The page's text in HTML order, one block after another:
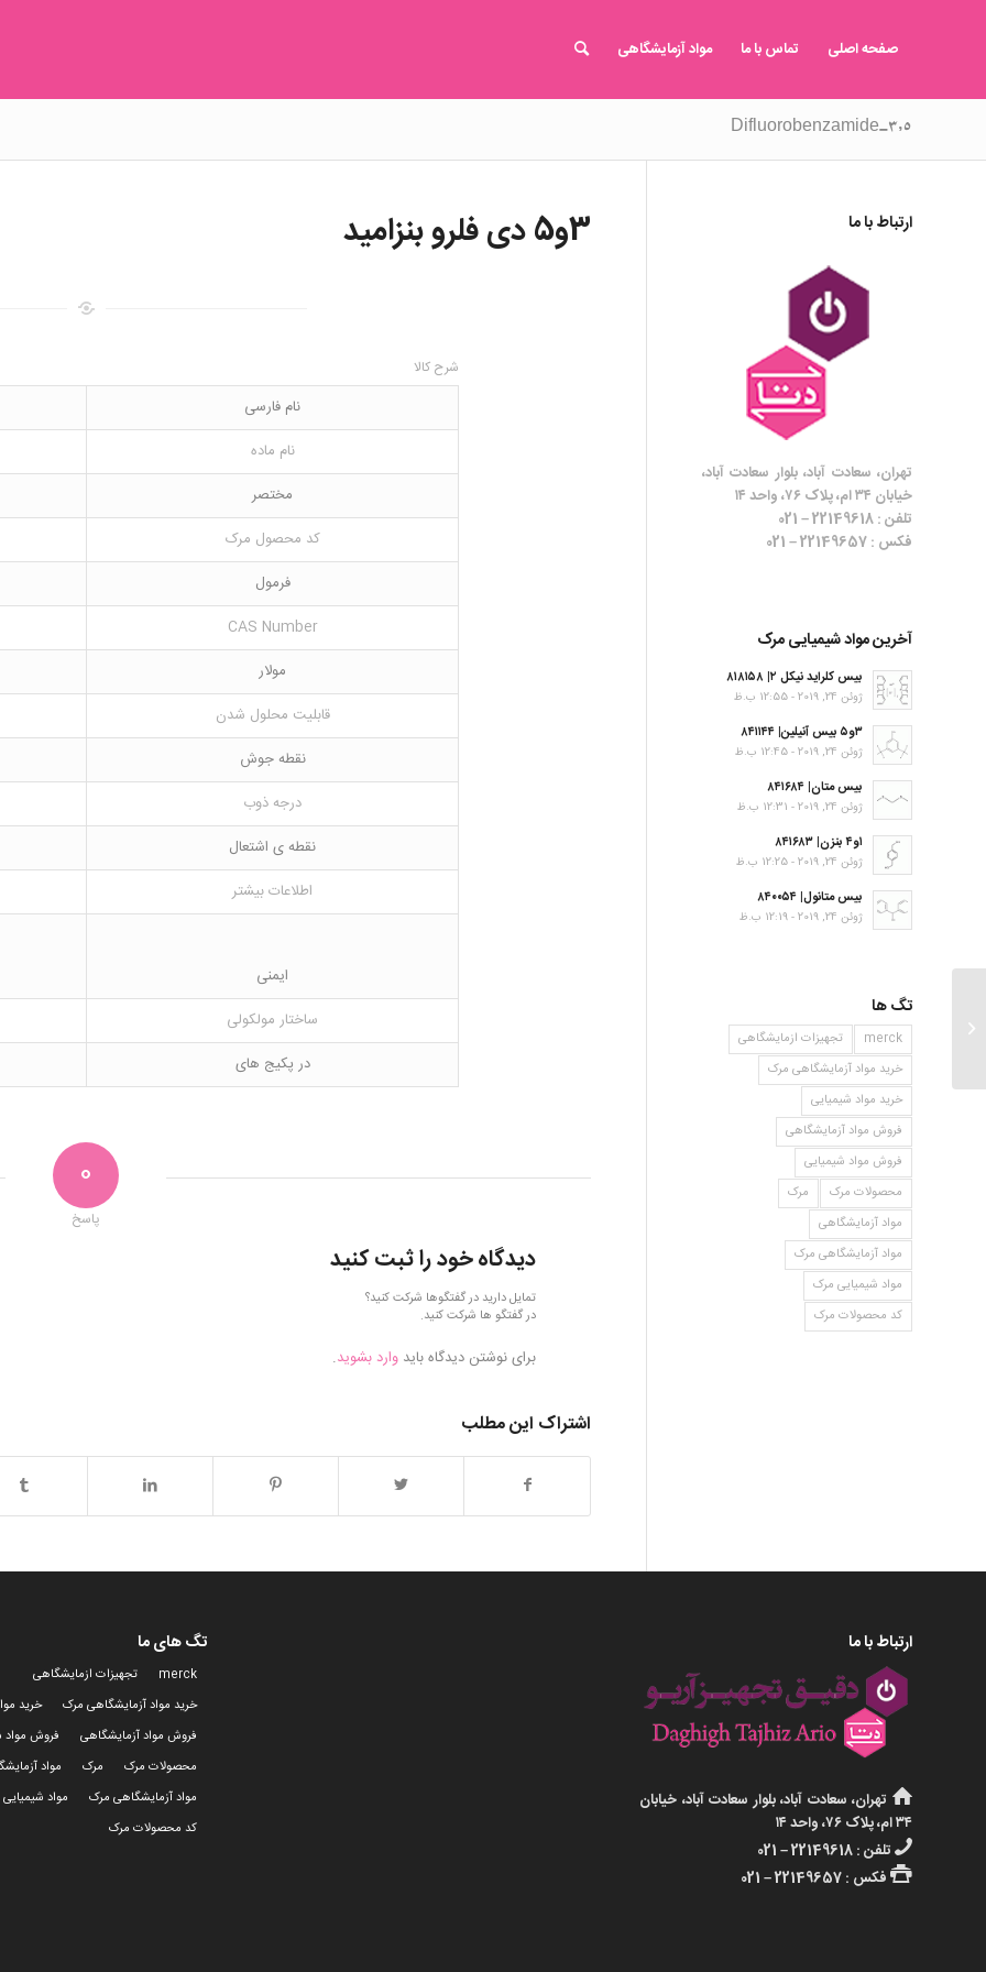
صفحه اصلی تماس با ما مواد آزمایشگاهی
۳,۵-Difluorobenzamide
3و5 دی فلرو بنزامید
شرح کالا
نام فارسی
نام ماده
مختصر
کد محصول مرک
فرمول
CAS Number
مولار
قابلیت محلول شدن
نقطه جوش
درجه ذوب
نقطه ی اشتعال
اطلاعات بیشتر
ایمنی
ساختار مولکولی
در پکیج های
0
پاسخ
دیدگاه خود را ثبت کنید
تمایل دارید در گفتگوها شرکت کنید؟
در گفتگو ها شرکت کنید.
برای نوشتن دیدگاه باید وارد بشوید.
اشتراک این مطلب
ارتباط با ما
تهران، سعادت آباد، بلوار سعادت آباد،
خیابان ۳۴ ام، پلاک ۷۶، واحد ۱۴
تلفن : 22149618 – 021
فکس : 22149657 – 021
آخرین مواد شیمیایی مرک
بیس کلراید نیکل ۲| ۸۱۸۱۵۸
ژوئن 24, 2019 - 12:55 ب.ظ
۳و۵ بیس آنیلین| ۸۴۱۱۴۴
ژوئن 24, 2019 - 12:45 ب.ظ
بیس متان| ۸۴۱۶۸۴
ژوئن 24, 2019 - 12:31 ب.ظ
۱و۴ بنزن| ۸۴۱۶۸۳
ژوئن 24, 2019 - 12:25 ب.ظ
بیس متانول| ۸۴۰۰۵۴
ژوئن 24, 2019 - 12:19 ب.ظ
تگ ها
merck
تجهیزات ازمایشگاهی
خرید مواد آزمایشگاهی مرک
خرید مواد شیمیایی
فروش مواد آزمایشگاهی
فروش مواد شیمیایی
محصولات مرک
مرک
مواد آزمایشگاهی
مواد آزمایشگاهی مرک
مواد شیمیایی مرک
کد محصولات مرک
ارتباط با ما
تهران، سعادت آباد، بلوار سعادت آباد، خیابان
۳۴ ام، پلاک ۷۶، واحد ۱۴
تلفن : 22149618 – 021
فکس : 22149657 – 021
تگ های ما
merck
تجهیزات ازمایشگاهی
خرید مواد آزمایشگاهی مرک
خرید
فروش مواد آزمایشگاهی
فروش مواد
محصولات مرک
مرک
مواد
مواد آزمایشگاهی مرک
مواد
کد محصولات مرک